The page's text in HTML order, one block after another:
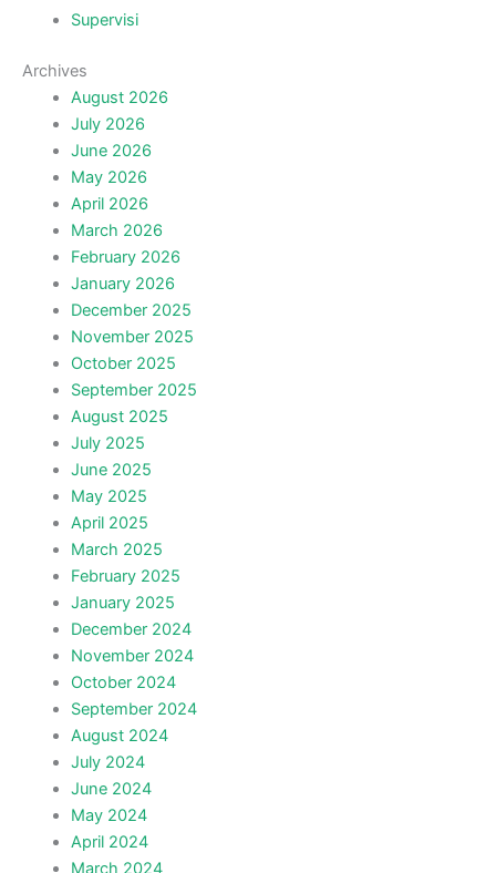
Supervisi
Archives
August 2026
July 2026
June 2026
May 2026
April 2026
March 2026
February 2026
January 2026
December 2025
November 2025
October 2025
September 2025
August 2025
July 2025
June 2025
May 2025
April 2025
March 2025
February 2025
January 2025
December 2024
November 2024
October 2024
September 2024
August 2024
July 2024
June 2024
May 2024
April 2024
March 2024